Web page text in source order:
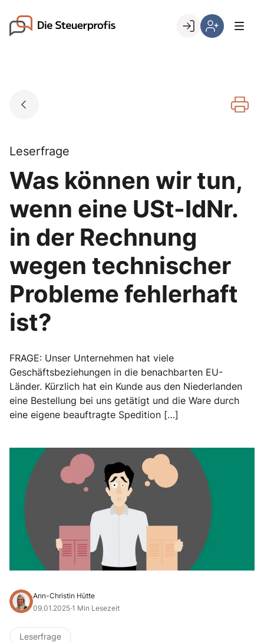
content
Go to landing page.
registrieren,
sind
Leserfrage
Was können wir tun,
wenn eine USt-IdNr.
in der Rechnung
wegen technischer
Probleme fehlerhaft
ist?
FRAGE: Unser Unternehmen hat viele
Geschäftsbeziehungen in die benachbarten EU-
Länder. Kürzlich hat ein Kunde aus den Niederlanden
eine Bestellung bei uns getätigt und die Ware durch
eine eigene beauftragte Spedition […]
Ann-Christin Hütte
09.01.2025·1 Min Lesezeit
Leserfrage